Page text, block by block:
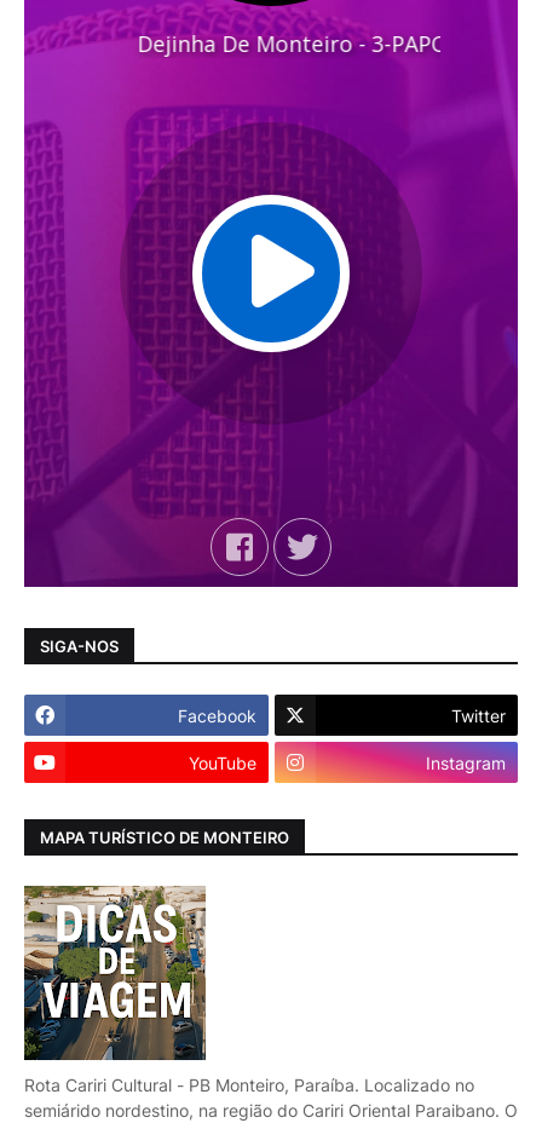
SIGA-NOS
Facebook Twitter
YouTube Instagram
MAPA TURÍSTICO DE MONTEIRO
Rota Cariri Cultural - PB Monteiro, Paraíba. Localizado no
semiárido nordestino, na região do Cariri Oriental Paraibano. O